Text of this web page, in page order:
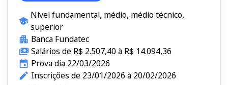
Nível fundamental, médio, médio técnico,
superior
Banca Fundatec
Salários de R$ 2.507,40 à R$ 14.094,36
Prova dia 22/03/2026
Inscrições de 23/01/2026 à 20/02/2026